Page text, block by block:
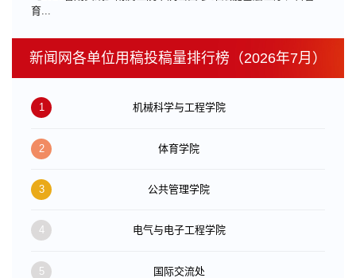
育...
新闻网各单位用稿投稿量排行榜（2026年7月）
1 机械科学与工程学院
2 体育学院
3 公共管理学院
4 电气与电子工程学院
5 国际交流处